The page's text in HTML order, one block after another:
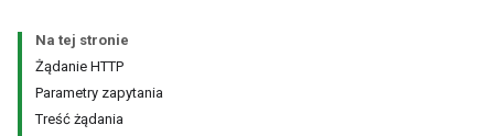
Na tej stronie
Żądanie HTTP
Parametry zapytania
Treść żądania